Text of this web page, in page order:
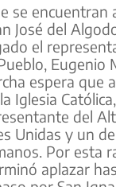
se encuentran
José del
el
Eugenio
espera que
Iglesia
del
Unidas y un
Por esta
aplazar